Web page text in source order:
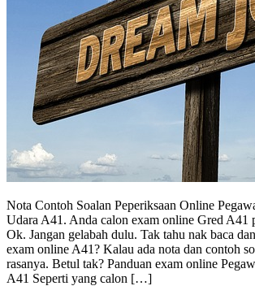
Nota Contoh Soalan Peperiksaan Online
Udara A41. Anda calon exam online Gred A41
Ok. Jangan gelabah dulu. Tak tahu nak baca
exam online A41? Kalau ada nota dan contoh
rasanya. Betul tak? Panduan exam online
A41 Seperti yang calon […]